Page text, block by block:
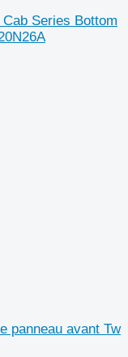
Series Bottom
panneau avant Tw